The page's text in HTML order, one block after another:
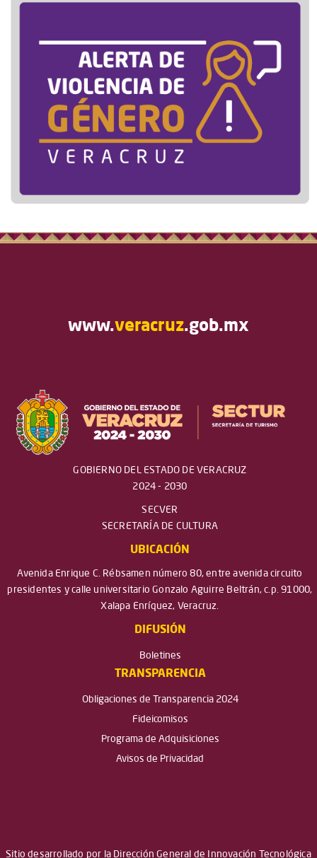
www.veracruz.gob.mx
GOBIERNO DEL ESTADO DE VERACRUZ
2024 - 2030
SECVER
SECRETARÍA DE CULTURA
UBICACIÓN
Avenida Enrique C. Rébsamen número 80, entre avenida circuito
presidentes y calle universitario Gonzalo Aguirre Beltrán, c.p. 91000,
Xalapa Enríquez, Veracruz.
DIFUSIÓN
Boletines
TRANSPARENCIA
Obligaciones de Transparencia 2024
Fideicomisos
Programa de Adquisiciones
Avisos de Privacidad
Sitio desarrollado por la Dirección General de Innovación Tecnológica